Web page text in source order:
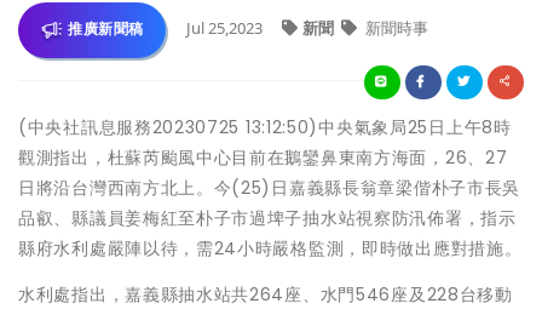
推廣新聞稿 Jul 25,2023 新聞 新聞時事
(中央社訊息服務20230725 13:12:50)中央氣象局25日上午8時
觀測指出，杜蘇芮颱風中心目前在鵝鑾鼻東南方海面，26、27
日將沿台灣西南方北上。今(25)日嘉義縣長翁章梁偕朴子市長吳
品叡、縣議員姜梅紅至朴子市過埤子抽水站視察防汛佈署，指示
縣府水利處嚴陣以待，需24小時嚴格監測，即時做出應對措施。
水利處指出，嘉義縣抽水站共264座、水門546座及228台移動